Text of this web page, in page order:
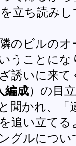
立ち読み
のビルの
うことに
誘いに来
編成）の目
聞かれ、
追い立て
グルにつ